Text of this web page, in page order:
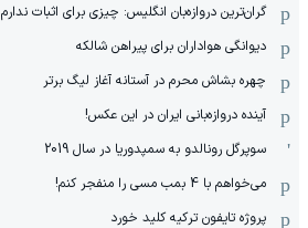
گران‌ترین دروازه‌بان انگلیس: چیزی برای اثبات ندارم
دیوانگی هواداران برای پیراهن شالکه
چهره بشاش محرم در آستانه آغاز لیگ برتر
آینده دروازه‌بانی ایران در این عکس!
سوپرگل رونالدو به سمپدوریا در سال 2019
می‌خواهم با 4 بمب مسی را منفجر کنم!
پروژه تایفون ترکیه کلید خورد